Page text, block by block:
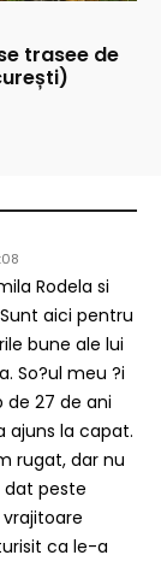
trasee de
Rodela si
aici pentru
bune ale lui
So?ul meu ?i
27 de ani
ajuns la capat.
rugat, dar nu
peste
ca le-a